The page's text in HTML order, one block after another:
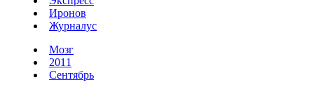
Иронов
Журналус
Мозг
2011
Сентябрь